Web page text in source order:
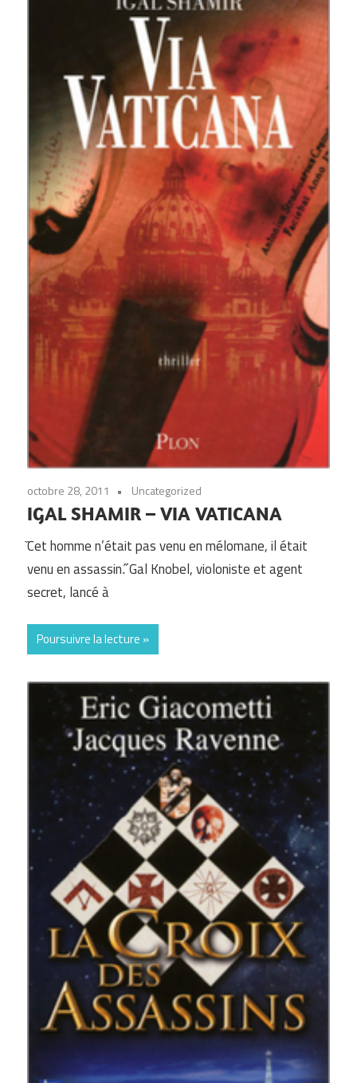
octobre 28, 2011 Uncategorized
IGAL SHAMIR – VIA VATICANA
̏Cet homme n’était pas venu en mélomane, il était
venu en assassin.̋ Gal Knobel, violoniste et agent
secret, lancé à
Poursuivre la lecture